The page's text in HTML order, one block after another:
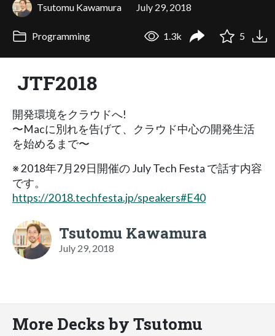
Tsutomu Kawamura July 29, 2018
Programming 1.3k 5
JTF2018
開発環境をクラウドへ!
〜Macに別れを告げて、クラウド中心の開発生活
を始めるまで〜
※ 2018年7月29日開催の July Tech Festa で話す内容
です。
https://2018.techfesta.jp/speakers#E40
Tsutomu Kawamura
July 29, 2018
More Decks by Tsutomu